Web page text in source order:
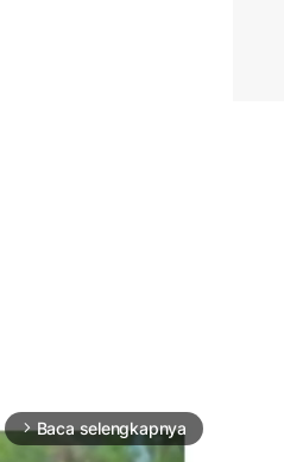
arrow_forward_ios Baca selengkapnya